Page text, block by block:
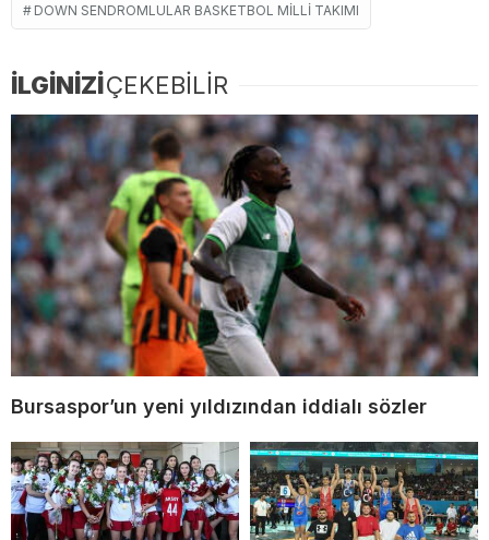
DOWN SENDROMLULAR BASKETBOL MILLI TAKIMI
İLGİNİZİÇEKEBİLİR
Bursaspor’un yeni yıldızından iddialı sözler